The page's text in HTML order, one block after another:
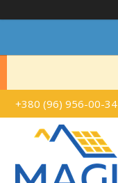
+380 (96) 956-00-34